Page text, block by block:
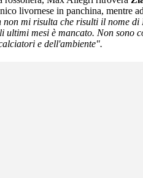
livornese in panchina, mentre
mi risulta che risulti il nome
mesi è mancato. Non sono
e dell'ambiente".